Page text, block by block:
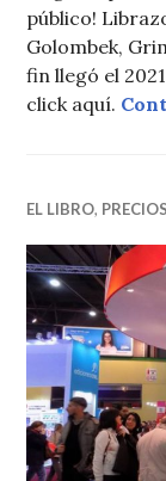
público!
Golombek,
fin llegó el
click aquí.
EL LIBRO,